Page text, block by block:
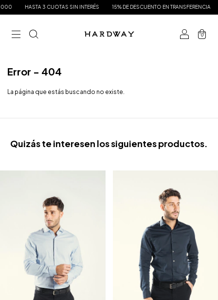
HASTA 3 CUOTAS SIN INTERÉS 15% DE DESCUENTO EN TRANSFERENCIA
0
Error - 404
La página que estás buscando no existe.
Quizás te interesen los siguientes productos.